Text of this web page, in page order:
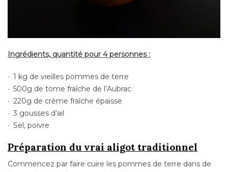
Ingrédients, quantité pour 4 personnes :
1 kg de vieilles pommes de terre
500g de tome fraîche de l’Aubrac
220g de crème fraîche épaisse
3 gousses d’ail
Sel, poivre
Préparation du vrai aligot traditionnel
Commencez par faire cuire les pommes de terre dans de